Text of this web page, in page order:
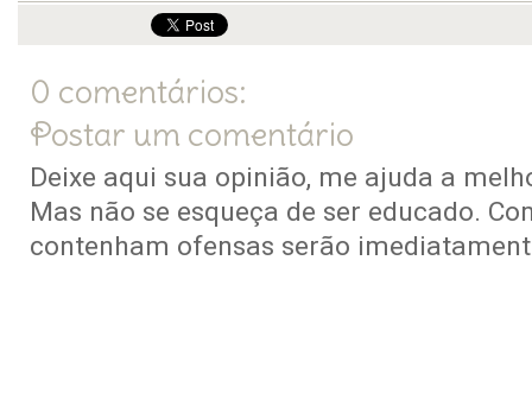
0 comentários:
Postar um comentário
Deixe aqui sua opinião, me ajuda a
Mas não se esqueça de ser educado.
contenham ofensas serão